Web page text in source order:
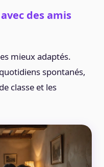
des amis
mieux adaptés.
spontanés,
classe et les